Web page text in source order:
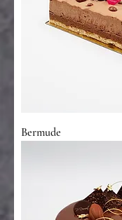
Bermude